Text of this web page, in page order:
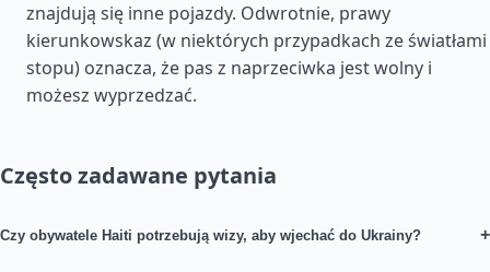
znajdują się inne pojazdy. Odwrotnie, prawy
kierunkowskaz (w niektórych przypadkach ze światłami
stopu) oznacza, że pas z naprzeciwka jest wolny i
możesz wyprzedzać.
Często zadawane pytania
Czy obywatele Haiti potrzebują wizy, aby wjechać do Ukrainy? +